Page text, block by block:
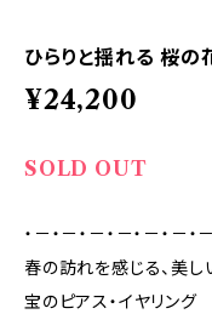
ひらりと揺れる 桜の
¥24,200
SOLD OUT
・－・－・－・－・－・－・
春の訪れを感じる、美
宝のピアス・イヤリング